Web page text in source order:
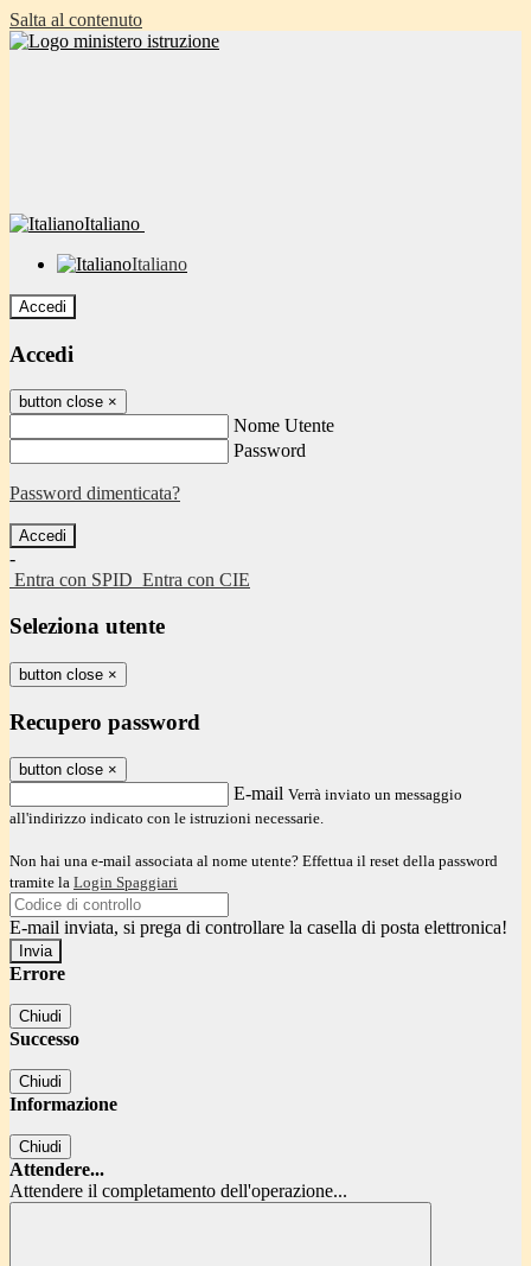
Salta al contenuto
Italiano
Italiano
Accedi
Accedi
button close ×
Nome Utente
Password
Password dimenticata?
-
Entra con SPID Entra con CIE
Seleziona utente
button close ×
Recupero password
button close ×
E-mail Verrà inviato un messaggio
all'indirizzo indicato con le istruzioni necessarie.
Non hai una e-mail associata al nome utente? Effettua il reset della password
tramite la Login Spaggiari
E-mail inviata, si prega di controllare la casella di posta elettronica!
Errore
Chiudi
Successo
Chiudi
Informazione
Chiudi
Attendere...
Attendere il completamento dell'operazione...